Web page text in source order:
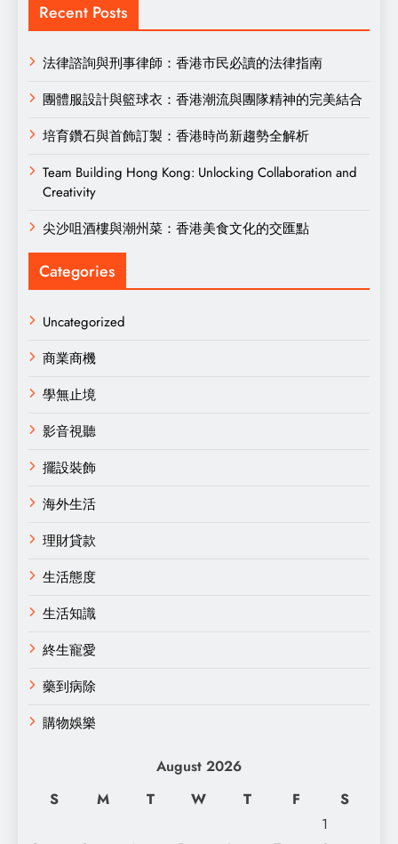
Recent Posts
法律諮詢與刑事律師：香港市民必讀的法律指南
團體服設計與籃球衣：香港潮流與團隊精神的完美結合
培育鑽石與首飾訂製：香港時尚新趨勢全解析
Team Building Hong Kong: Unlocking Collaboration and
Creativity
尖沙咀酒樓與潮州菜：香港美食文化的交匯點
Categories
Uncategorized
商業商機
學無止境
影音視聽
擺設裝飾
海外生活
理財貸款
生活態度
生活知識
終生寵愛
藥到病除
購物娛樂
August 2026
S
M T W T F
S
1